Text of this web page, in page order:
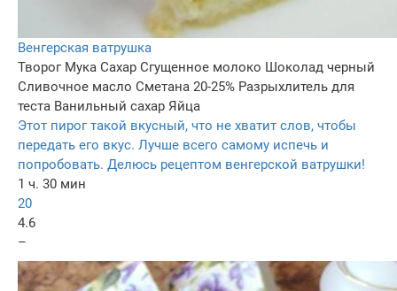
Венгерская ватрушка
Творог Мука Сахар Сгущенное молоко Шоколад черный
Сливочное масло Сметана 20-25% Разрыхлитель для
теста Ванильный сахар Яйца
Этот пирог такой вкусный, что не хватит слов, чтобы
передать его вкус. Лучше всего самому испечь и
попробовать. Делюсь рецептом венгерской ватрушки!
1 ч. 30 мин
20
4.6
–